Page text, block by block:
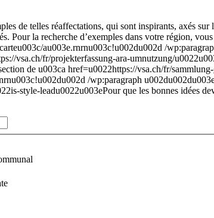
de telles réaffectations, qui sont inspirants, axés
Pour la recherche d’exemples dans votre région,
au003e.rnrnu003c!u002du002d /
vsa.ch/fr/projekterfassung-ara-umnutzung/
de u003ca href=u0022https://vsa.ch/fr/
/wp:paragraph
style-leadu0022u003ePour que les bonnes idées